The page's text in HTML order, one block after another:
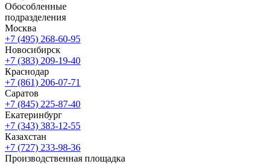
Обособленные
подразделения
Москва
+7 (495) 268-60-95
Новосибирск
+7 (383) 209-19-40
Краснодар
+7 (861) 206-07-71
Саратов
+7 (845) 225-87-40
Екатеринбург
+7 (343) 383-12-55
Казахстан
+7 (727) 233-98-36
Производственная площадка